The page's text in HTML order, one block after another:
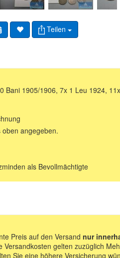
Teilen
Bani 1905/1906, 7x 1 Leu 1924,
angegeben.
als Bevollmächtigte
Preis auf den Versand nur
gelten zuzüglich
Sie eine höhere Versicherung